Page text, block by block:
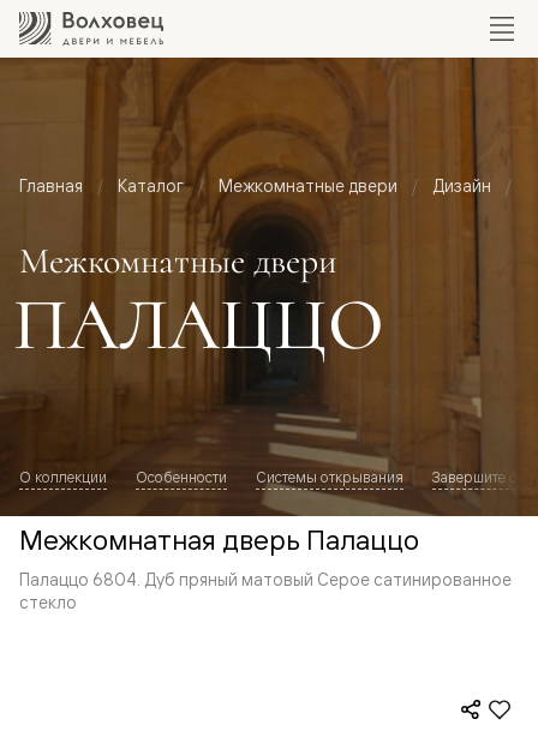
Главная Каталог Межкомнатные двери Дизайн
Межкомнатные двери
ПАЛАЦЦО
О коллекции Особенности Системы открывания Завершите
Межкомнатная дверь Палаццо
Палаццо 6804. Дуб пряный матовый Серое сатинированное
стекло